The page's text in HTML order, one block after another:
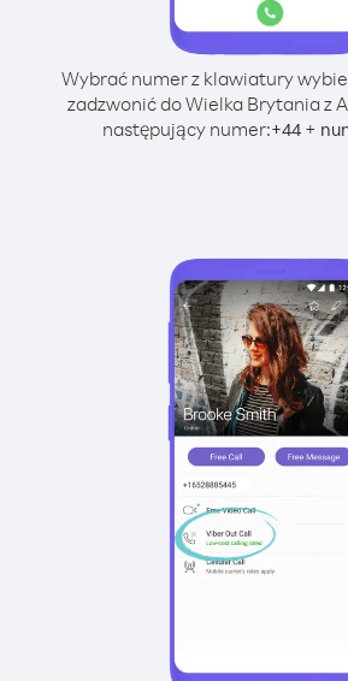
Wybrać numer z klawiatury
zadzwonić do Wielka Brytania z
następujący numer:+44 +